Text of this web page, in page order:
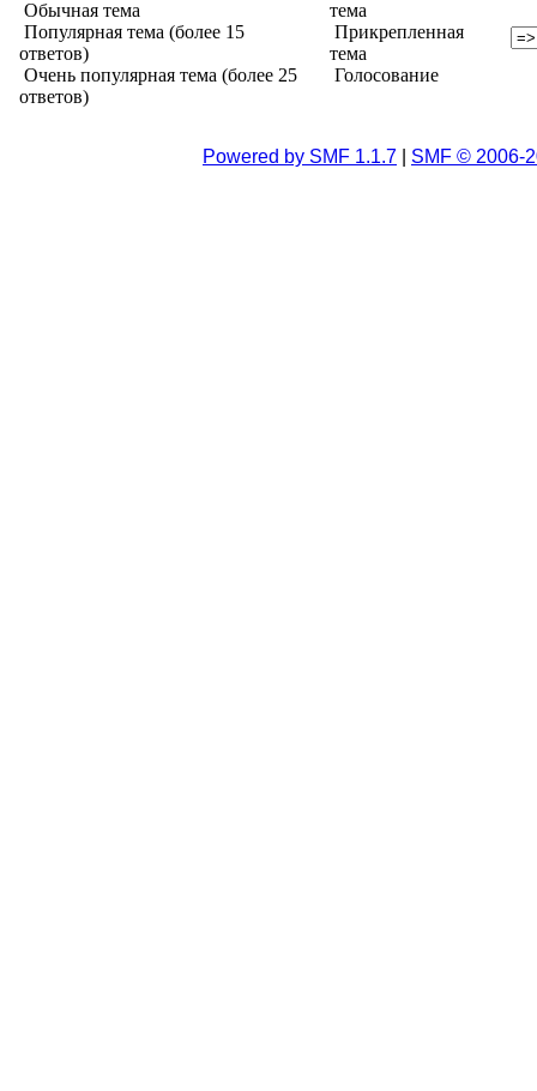
Обычная тема
Популярная тема (более 15
ответов)
Очень популярная тема (более 25
ответов)
тема
Прикрепленная
тема
Голосование
Powered by SMF 1.1.7 SMF © 2006-